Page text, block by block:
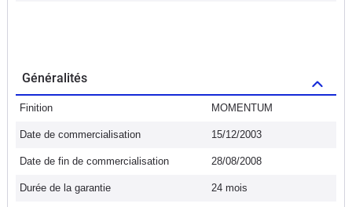
Généralités
Finition MOMENTUM
Date de commercialisation 15/12/2003
Date de fin de commercialisation 28/08/2008
Durée de la garantie 24 mois